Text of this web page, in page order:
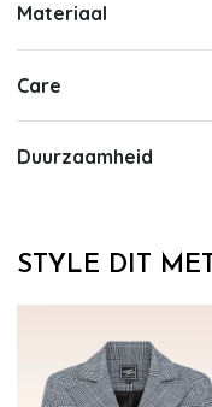
Materiaal
Care
Duurzaamheid
STYLE DIT MET